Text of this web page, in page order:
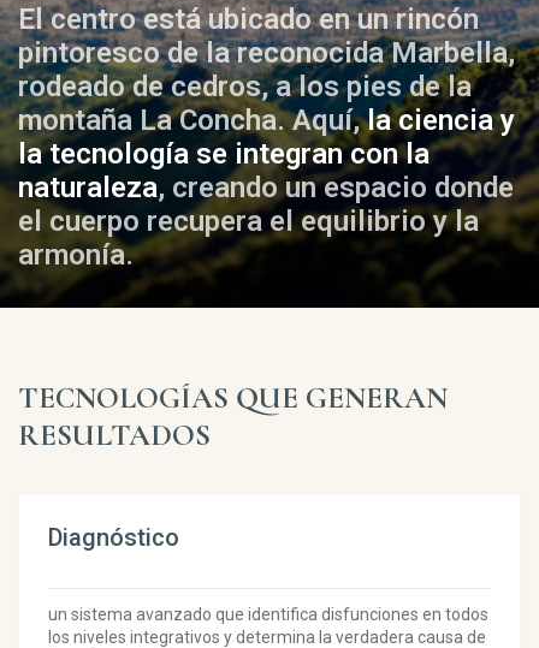
El centro está ubicado en un rincón
pintoresco de la reconocida Marbella,
rodeado de cedros, a los pies de la
montaña La Concha. Aquí,la ciencia y
la tecnología se integran con la
naturaleza, creando un espacio donde
el cuerpo recupera el equilibrio y la
armonía.
TECNOLOGÍAS QUE GENERAN
RESULTADOS
Diagnóstico
un sistema avanzado que identifica disfunciones en todos
los niveles integrativos y determina la verdadera causa de